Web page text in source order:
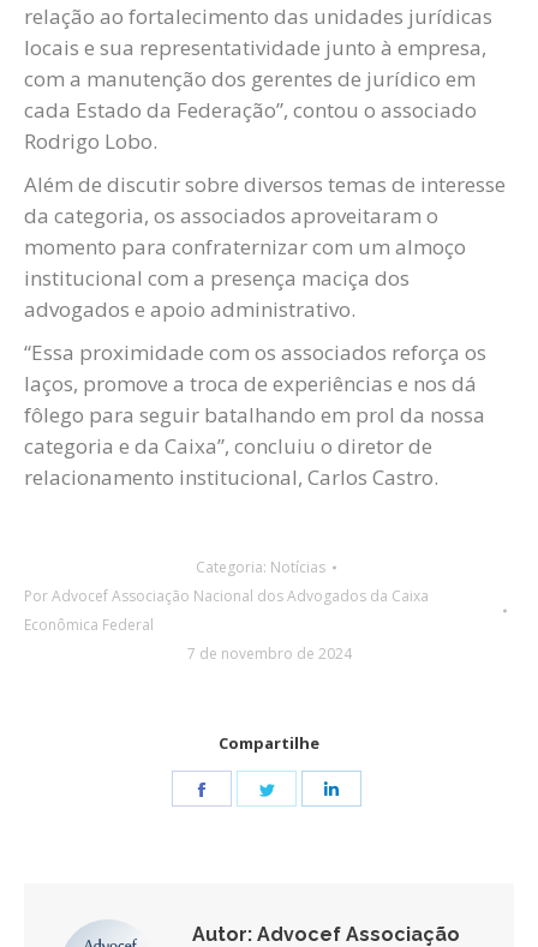
relação ao fortalecimento das unidades jurídicas
locais e sua representatividade junto à empresa,
com a manutenção dos gerentes de jurídico em
cada Estado da Federação”, contou o associado
Rodrigo Lobo.
Além de discutir sobre diversos temas de interesse
da categoria, os associados aproveitaram o
momento para confraternizar com um almoço
institucional com a presença maciça dos
advogados e apoio administrativo.
“Essa proximidade com os associados reforça os
laços, promove a troca de experiências e nos dá
fôlego para seguir batalhando em prol da nossa
categoria e da Caixa”, concluiu o diretor de
relacionamento institucional, Carlos Castro.
Categoria: Notícias
PorAdvocef Associação Nacional dos Advogados da Caixa
Econômica Federal
7 de novembro de 2024
Compartilhe
Share
Share
Autor: Advocef Associação